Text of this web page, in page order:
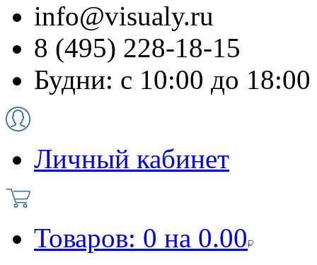
info@visualy.ru
8 (495) 228-18-15
Будни: с 10:00 до 18:00
Личный кабинет
Товаров: 0 на 0.00